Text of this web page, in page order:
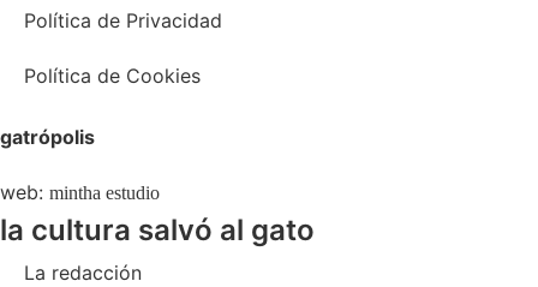
Política de Privacidad
Política de Cookies
gatrópolis
web: mintha estudio
la cultura salvó al gato
La redacción